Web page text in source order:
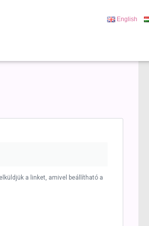
English
a linket, amivel beállítható a